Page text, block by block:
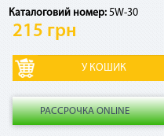
Каталоговий номер: 5W-30
215 грн
РАССРОЧКА ONLINE
платежа за использование
других комиссий и
рассрочке» в случае
В случае досрочного